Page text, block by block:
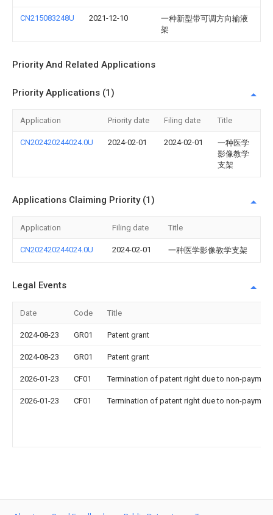
CN215083248U 2021-12-10
一种新型带可调方向输液
架
Priority And Related Applications
Priority Applications (1)
Application Priority date Filing date Title
CN202420244024.0U 2024-02-01 2024-02-01
一种医学
影像教学
支架
Applications Claiming Priority (1)
Application Filing date Title
CN202420244024.0U 2024-02-01 一种医学影像教学支架
Legal Events
Date Code Title
2024-08-23 GR01 Patent grant
2024-08-23 GR01 Patent grant
2026-01-23 CF01 Termination of patent right due to non-
2026-01-23 CF01 Termination of patent right due to non-